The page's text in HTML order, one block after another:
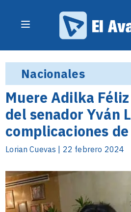
Nacionales
Muere Adilka
del senador Yván
complicaciones
Lorian Cuevas | 22 febrero 2024